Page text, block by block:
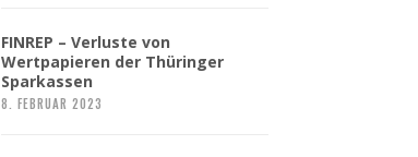
FINREP – Verluste von
Wertpapieren der Thüringer
Sparkassen
8. FEBRUAR 2023